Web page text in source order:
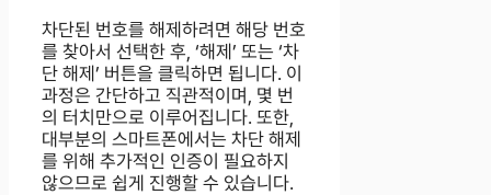
차단된 번호를 해제하려면 해당 번호
를 찾아서 선택한 후, ‘해제’ 또는 ‘차
단 해제’ 버튼을 클릭하면 됩니다. 이
과정은 간단하고 직관적이며, 몇 번
의 터치만으로 이루어집니다. 또한,
대부분의 스마트폰에서는 차단 해제
를 위해 추가적인 인증이 필요하지
않으므로 쉽게 진행할 수 있습니다.